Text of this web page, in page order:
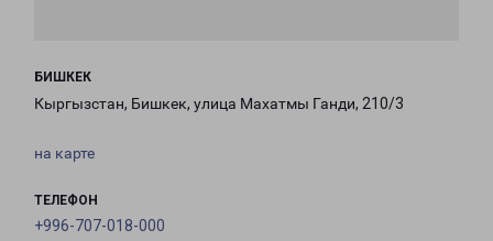
БИШКЕК
Кыргызстан, Бишкек, улица Махатмы Ганди, 210/3
на карте
ТЕЛЕФОН
+996-707-018-000